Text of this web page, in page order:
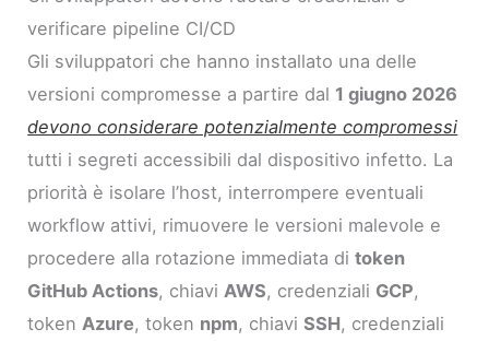
verificare pipeline CI/CD
Gli sviluppatori che hanno installato una delle
versioni compromesse a partire dal 1 giugno 2026
devono considerare potenzialmente compromessi
tutti i segreti accessibili dal dispositivo infetto. La
priorità è isolare l’host, interrompere eventuali
workflow attivi, rimuovere le versioni malevole e
procedere alla rotazione immediata ditoken
GitHub Actions, chiaviAWS, credenziali GCP,
tokenAzure, token npm, chiaviSSH, credenziali